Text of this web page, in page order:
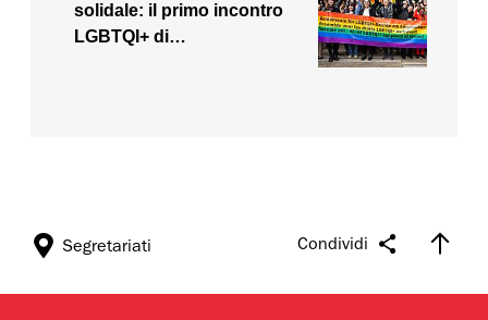
solidale: il primo incontro
LGBTQI+ di…
Condividi
Segretariati